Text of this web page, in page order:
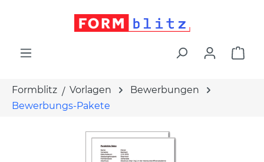
Formblitz Vorlagen
Bewerbungen
Bewerbungs-Pakete